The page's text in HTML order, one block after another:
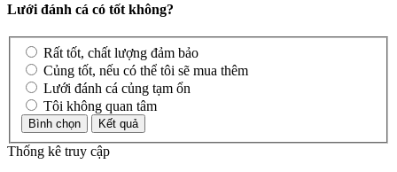
Lưới đánh cá có tốt không?
Rất tốt, chất lượng đảm bảo
Củng tốt, nếu có thể tôi sẽ mua thêm
Lưới đánh cá củng tạm ổn
Tôi không quan tâm
Thống kê truy cập